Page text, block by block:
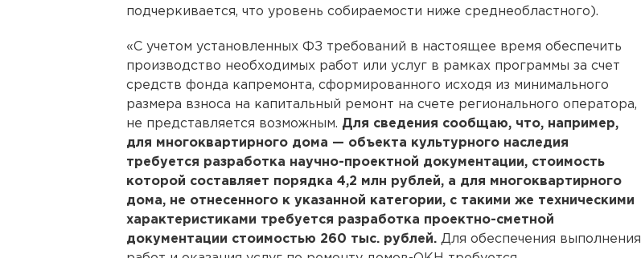
подчеркивается, что уровень собираемости ниже среднеобластного).
«C учетом установленных ФЗ требований в настоящее время обеспечить
производство необходимых работ или услуг в рамках программы за счет
средств фонда капремонта, сформированного исходя из минимального
размера взноса на капитальный ремонт на счете регионального оператора,
не представляется возможным. Для сведения сообщаю, что, например,
для многоквартирного дома — объекта культурного наследия
требуется разработка научно-проектной документации, стоимость
которой составляет порядка 4,2 млн рублей, а для многоквартирного
дома, не отнесенного к указанной категории, с такими же техническими
характеристиками требуется разработка проектно-сметной
документации стоимостью 260 тыс. рублей. Для обеспечения выполнения